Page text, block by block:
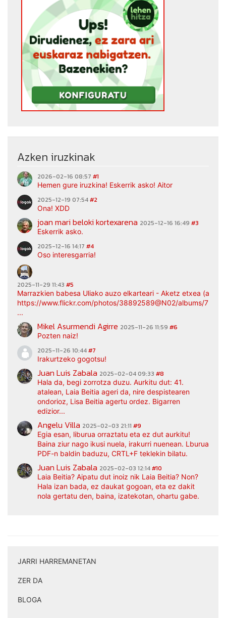
Azken iruzkinak
2026-02-16 08:57 #1
Hemen gure iruzkina! Eskerrik asko! Aitor
2025-12-19 07:54#2
Ona! XDD
joan mari beloki kortexarena 2025-12-16 16:49 #3
Eskerrik asko.
2025-12-16 14:17 #4
Oso interesgarria!
2025-11-29 11:43 #5
Marrazkien babesa Uliako auzo elkarteari - Aketz etxea
https://www.flickr.com/photos/38892589@N02/albums/
...
Mikel Asurmendi Agirre 2025-11-26 11:59 #6
Pozten naiz!
2025-11-26 10:44#7
Irakurtzeko gogotsu!
Juan Luis Zabala 2025-02-04 09:33 #8
Hala da, begi zorrotza duzu. Aurkitu dut: 41.
atalean, Laia Beitia ageri da, nire despistearen
ondorioz, Lisa Beitia agertu ordez. Bigarren
edizior...
Angelu Villa 2025-02-03 21:11 #9
Egia esan, liburua orraztatu eta ez dut aurkitu!
Baina ziur nago ikusi nuela, irakurri nuenean. Lburua
PDF-n baldin baduzu, CRTL+F teklekin bilatu.
Juan Luis Zabala 2025-02-03 12:14#10
Laia Beitia? Aipatu dut inoiz nik Laia Beitia? Non?
Hala izan bada, ez daukat gogoan, eta ez dakit
nola gertatu den, baina, izatekotan, ohartu gabe.
JARRI HARREMANETAN
ZER DA
BLOGA